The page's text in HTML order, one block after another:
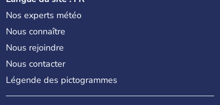
Nos experts météo
Nous connaître
Nous rejoindre
Nous contacter
Légende des pictogrammes